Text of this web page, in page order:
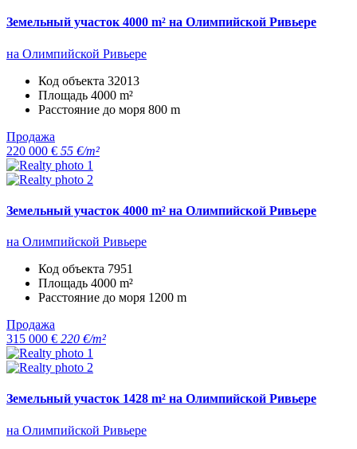
Земельный участок 4000 m² на Олимпийской Ривьере
на Олимпийской Ривьере
Код объекта 32013
Площадь 4000 m²
Расстояние до моря 800 m
Продажа
220 000 € 55 €/m²
Земельный участок 4000 m² на Олимпийской Ривьере
на Олимпийской Ривьере
Код объекта 7951
Площадь 4000 m²
Расстояние до моря 1200 m
Продажа
315 000 € 220 €/m²
Земельный участок 1428 m² на Олимпийской Ривьере
на Олимпийской Ривьере